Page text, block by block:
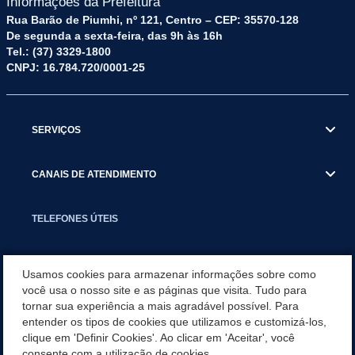
Rua Barão de Piumhi, nº 121, Centro – CEP: 35570-128
De segunda a sexta-feira, das 9h às 16h
Tel.: (37) 3329-1800
CNPJ: 16.784.720/0001-25
SERVIÇOS
CANAIS DE ATENDIMENTO
TELEFONES ÚTEIS
NOTÍCIAS
APLICATIVO
Usamos cookies para armazenar informações sobre como
você usa o nosso site e as páginas que visita. Tudo para
tornar sua experiência a mais agradável possível. Para
entender os tipos de cookies que utilizamos e customizá-los,
clique em 'Definir Cookies'. Ao clicar em 'Aceitar', você